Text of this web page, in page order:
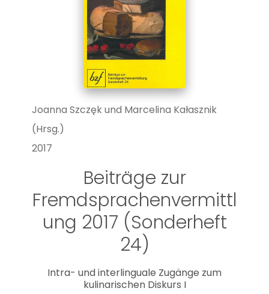
Joanna Szczęk und Marcelina Kałasznik
(Hrsg.)
2017
Beiträge zur
Fremdsprachenvermittl
ung 2017 (Sonderheft
24)
Intra- und interlinguale Zugänge zum
kulinarischen Diskurs I